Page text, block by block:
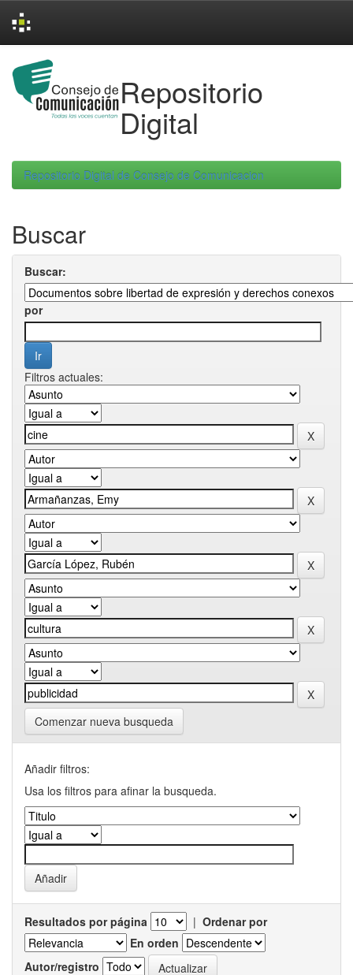
navigation
Repositorio
Digital
Repositorio Digital de Consejo de Comunicacion
Buscar
Buscar:
por
Filtros actuales:
Comenzar nueva busqueda
Añadir filtros:
Usa los filtros para afinar la busqueda.
Resultados por página | Ordenar por
En orden
Autor/registro